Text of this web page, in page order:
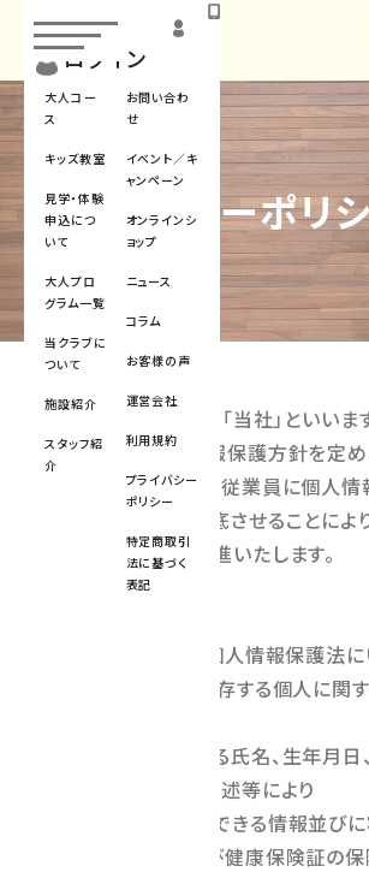
toggle
navigation
ログイン
大人コー
ス
キッズ教室
見学・体験
申込につ
いて
大人プロ
グラム一覧
当クラブに
ついて
施設紹介
スタッフ紹
介
お問い合わ
せ
イベント／キ
ャンペーン
オンラインシ
ョップ
ニュース
コラム
お客様の声
運営会社
利用規約
プライバシー
ポリシー
特定商取引
法に基づく
表記
プライバシーポリ
株式会社 石豊（以下、「当社」といいます
以下のとおり個人情報保護方針を定
の仕組みを構築し、全従業員に個人
の認識と取組みを徹底させることによ
個人情報の保護を推進いたします。
「個人情報」とは、個人情報保護法に
を指すものをいい、生存する個人に関
当該情報に含まれる氏名、生年月日
号、連絡先その他の記述等により
特定の個人を識別できる情報並びに
紋にかかるデータ及び健康保険証の